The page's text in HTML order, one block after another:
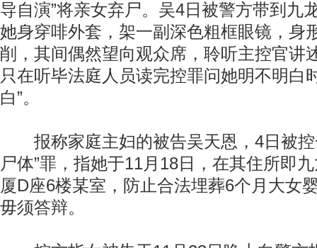
导自演”将亲女弃尸。吴4日被警方带到九
她身穿啡外套，架一副深色粗框眼镜，身
削，其间偶然望向观众席，聆听主控官讲
只在听毕法庭人员读完控罪问她明不明白
白”。
报称家庭主妇的被告吴天恩，4日被控
尸体”罪，指她于11月18日，在其住所即
厦D座6楼某室，防止合法埋葬6个月大女
毋须答辩。